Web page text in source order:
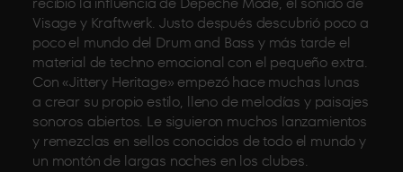
Visage y Kraftwerk. Justo después descubrió poco a
poco el mundo del Drum and Bass y más tarde el
material de techno emocional con el pequeño extra.
Con «Jittery Heritage» empezó hace muchas lunas
a crear su propio estilo, lleno de melodías y paisajes
sonoros abiertos. Le siguieron muchos lanzamientos
y remezclas en sellos conocidos de todo el mundo y
un montón de largas noches en los clubes.